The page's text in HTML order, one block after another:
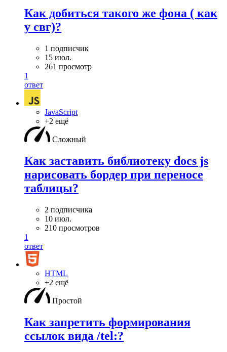
Как добиться такого же фона ( как
у свг)?
1 подписчик
15 июл.
261 просмотр
1
ответ
JavaScript
+2 ещё
Сложный
Как заставить библиотеку docs js
нарисовать бордер при переносе
таблицы?
2 подписчика
10 июл.
210 просмотров
1
ответ
HTML
+2 ещё
Простой
Как запретить формирования
ссылок вида /tel:?